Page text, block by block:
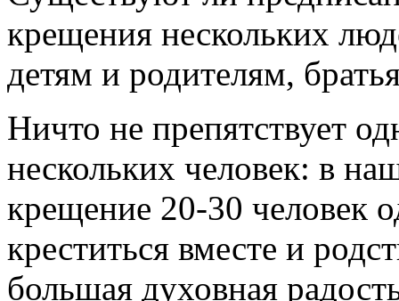
крещения нескольких
детям и родителям,
Ничто не препятствует
нескольких человек: в
крещение 20-30 человек
креститься вместе и
большая духовная